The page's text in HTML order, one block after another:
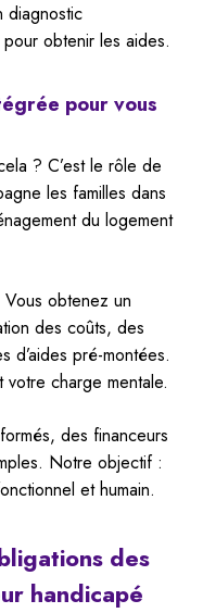
diagnostic
obtenir les aides.
pour vous
? C’est le rôle de
les familles dans
du logement
obtenez un
des coûts, des
d’aides pré-montées.
charge mentale.
des financeurs
Notre objectif :
et humain.
des
handicapé